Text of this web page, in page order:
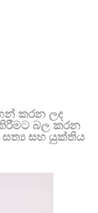
කරන ලද
බල කරන
සහ යුක්තිය